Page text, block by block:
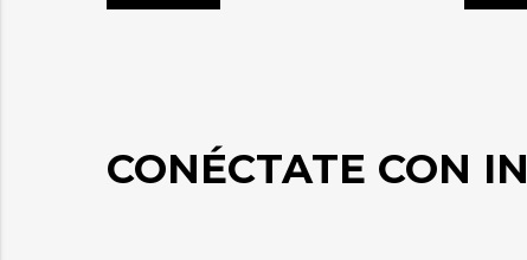
CONÉCTATE CON